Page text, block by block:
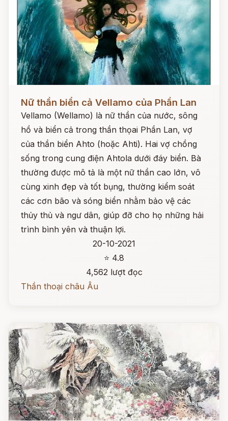
Nữ thần biển cả Vellamo của Phần Lan
Vellamo (Wellamo) là nữ thần của nước, sông
hồ và biển cả trong thần thọai Phần Lan, vợ
của thần biển Ahto (hoặc Ahti). Hai vợ chồng
sống trong cung điện Ahtola dưới đáy biển. Bà
thường được mô tả là một nữ thần cao lớn, vô
cùng xinh đẹp và tốt bụng, thường kiểm soát
các cơn bão và sóng biển nhằm bảo vệ các
thủy thủ và ngư dân, giúp đỡ cho họ những hải
trình bình yên và thuận lợi.
20-10-2021
⭐ 4.8
4,562 lượt đọc
Thần thoại châu Âu